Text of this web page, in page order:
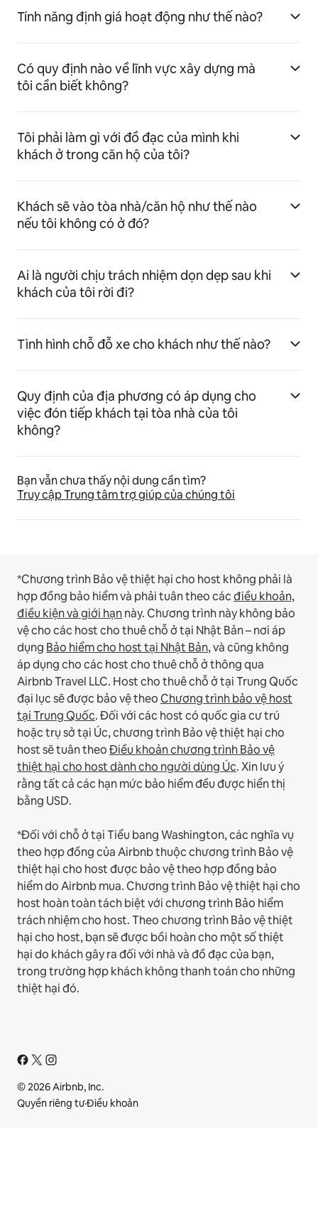
Tính năng định giá hoạt động như thế nào?
Có quy định nào về lĩnh vực xây dựng mà
tôi cần biết không?
Tôi phải làm gì với đồ đạc của mình khi
khách ở trong căn hộ của tôi?
Khách sẽ vào tòa nhà/căn hộ như thế nào
nếu tôi không có ở đó?
Ai là người chịu trách nhiệm dọn dẹp sau khi
khách của tôi rời đi?
Tình hình chỗ đỗ xe cho khách như thế nào?
Quy định của địa phương có áp dụng cho
việc đón tiếp khách tại tòa nhà của tôi
không?
Bạn vẫn chưa thấy nội dung cần tìm?
Truy cập Trung tâm trợ giúp của chúng tôi
*Chương trình Bảo vệ thiệt hại cho host không phải là
hợp đồng bảo hiểm và phải tuân theo cácđiều khoản,
điều kiện và giới hạnnày.Chương trình này không bảo
vệ cho các host cho thuê chỗ ở tại Nhật Bản – nơi áp
dụng Bảo hiểm cho host tại Nhật Bản, và cũng không
áp dụng cho các host cho thuê chỗ ở thông qua
Airbnb Travel LLC. Host cho thuê chỗ ở tại Trung Quốc
đại lục sẽ được bảo vệ theoChương trình bảo vệ host
tại Trung Quốc.Đối với các host có quốc gia cư trú
hoặc trụ sở tại Úc, chương trình Bảo vệ thiệt hại cho
host sẽ tuân theoĐiều khoản chương trình Bảo vệ
thiệt hại cho host dành cho người dùng Úc. Xin lưu ý
rằng tất cả các hạn mức bảo hiểm đều được hiển thị
bằng USD.
*Đối với chỗ ở tại Tiểu bang Washington, các nghĩa vụ
theo hợp đồng của Airbnb thuộc chương trình Bảo vệ
thiệt hại cho host được bảo vệ theo hợp đồng bảo
hiểm do Airbnb mua. Chương trình Bảo vệ thiệt hại cho
host hoàn toàn tách biệt với chương trình Bảo hiểm
trách nhiệm cho host. Theo chương trình Bảo vệ thiệt
hại cho host, bạn sẽ được bồi hoàn cho một số thiệt
hại do khách gây ra đối với nhà và đồ đạc của bạn,
trong trường hợp khách không thanh toán cho những
thiệt hại đó.
© 2026 Airbnb, Inc.
Quyền riêng tư·Điều khoản